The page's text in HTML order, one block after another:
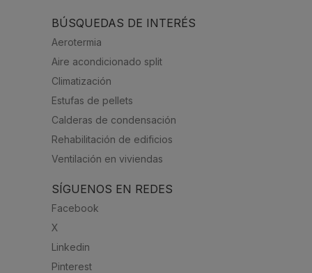
BÚSQUEDAS DE INTERÉS
Aerotermia
Aire acondicionado split
Climatización
Estufas de pellets
Calderas de condensación
Rehabilitación de edificios
Ventilación en viviendas
SÍGUENOS EN REDES
Facebook
X
Linkedin
Pinterest